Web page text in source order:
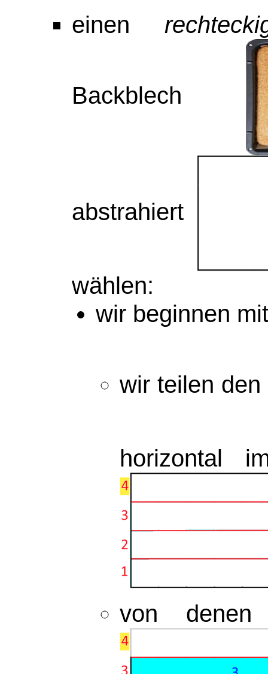
einen
Backblech
abstrahiert
wählen:
wir beginnen
wir teilen
horizontal
von